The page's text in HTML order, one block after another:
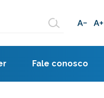
Fale conosco